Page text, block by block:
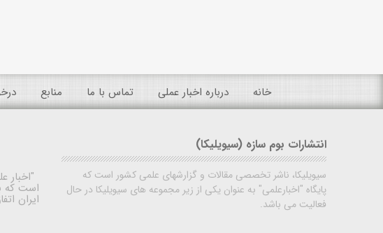
خانه درباره اخبار عملی تماس با ما منابع
انتشارات بوم سازه (سیویلیکا)
سیویلیکا، ناشر تخصصی مقالات و گزارشهای علمی کشور است که
پایگاه "اخبارعلمی" به عنوان یکی از زیر مجموعه های سیویلیکا در حال
فعالیت می باشد.
"اخبار
است که
ایران